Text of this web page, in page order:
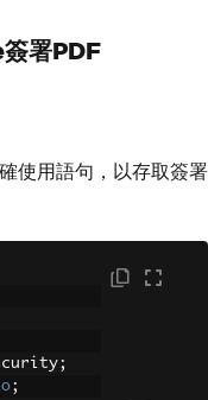
署PDF
使用語句，以存取簽署
;
;